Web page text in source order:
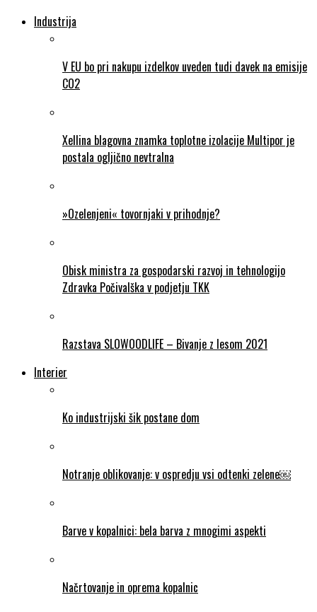
Industrija
V EU bo pri nakupu izdelkov uveden tudi davek na emisije
CO2
Xellina blagovna znamka toplotne izolacije Multipor je
postala ogljično nevtralna
»Ozelenjeni« tovornjaki v prihodnje?
Obisk ministra za gospodarski razvoj in tehnologijo
Zdravka Počivalška v podjetju TKK
Razstava SLOWOODLIFE – Bivanje z lesom 2021
Interier
Ko industrijski šik postane dom
Notranje oblikovanje: v ospredju vsi odtenki zelene￼
Barve v kopalnici: bela barva z mnogimi aspekti
Načrtovanje in oprema kopalnic